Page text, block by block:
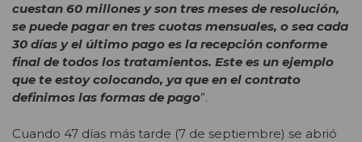
cuestan 60 millones y son tres meses de resolución,
se puede pagar en tres cuotas mensuales, o sea cada
30 días y el último pago es la recepción conforme
final de todos los tratamientos. Este es un ejemplo
que te estoy colocando, ya que en el contrato
definimos las formas de pago”.
Cuando 47 días más tarde (7 de septiembre) se abrió